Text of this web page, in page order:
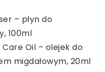
– płyn do
100ml
Oil – olejek do
migdałowym, 20ml